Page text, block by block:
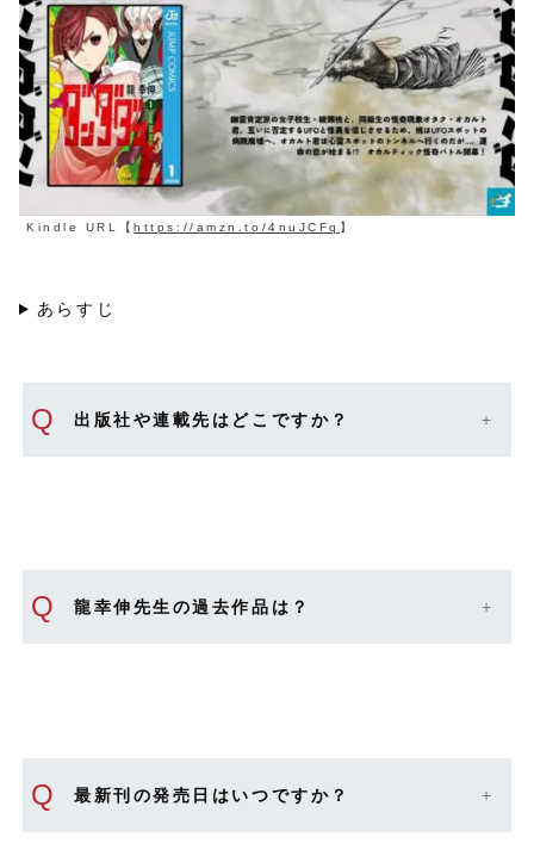
Kindle URL【https://amzn.to/4nuJCFq 】
あらすじ
Q 出版社や連載先はどこですか？
Q 龍幸伸先生の過去作品は？
Q 最新刊の発売日はいつですか？